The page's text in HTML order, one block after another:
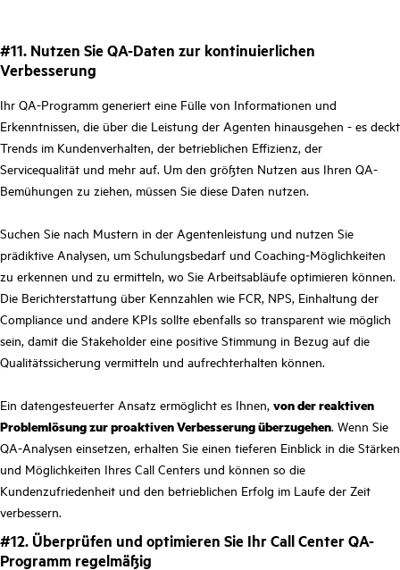
#11. Nutzen Sie QA-Daten zur kontinuierlichen
Verbesserung
Ihr QA-Programm generiert eine Fülle von Informationen und
Erkenntnissen, die über die Leistung der Agenten hinausgehen - es deckt
Trends im Kundenverhalten, der betrieblichen Effizienz, der
Servicequalität und mehr auf. Um den größten Nutzen aus Ihren QA-
Bemühungen zu ziehen, müssen Sie diese Daten nutzen.
Suchen Sie nach Mustern in der Agentenleistung und nutzen Sie
prädiktive Analysen, um Schulungsbedarf und Coaching-Möglichkeiten
zu erkennen und zu ermitteln, wo Sie Arbeitsabläufe optimieren können.
Die Berichterstattung über Kennzahlen wie FCR, NPS, Einhaltung der
Compliance und andere KPIs sollte ebenfalls so transparent wie möglich
sein, damit die Stakeholder eine positive Stimmung in Bezug auf die
Qualitätssicherung vermitteln und aufrechterhalten können.
Ein datengesteuerter Ansatz ermöglicht es Ihnen, von der reaktiven
Problemlösung zur proaktiven Verbesserung überzugehen. Wenn Sie
QA-Analysen einsetzen, erhalten Sie einen tieferen Einblick in die Stärken
und Möglichkeiten Ihres Call Centers und können so die
Kundenzufriedenheit und den betrieblichen Erfolg im Laufe der Zeit
verbessern.
#12. Überprüfen und optimieren Sie Ihr Call Center QA-
Programm regelmäßig